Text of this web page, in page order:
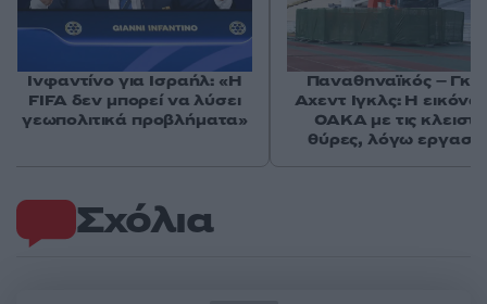
Σχόλια
Ινφαντίνο για Ισραήλ: «Η
FIFA δεν μπορεί να λύσει
γεωπολιτικά προβλήματα»
Παναθηναϊκός –
Αχεντ Ιγκλς: Η εικόνα
ΟΑΚΑ με τις
θύρες, λόγω